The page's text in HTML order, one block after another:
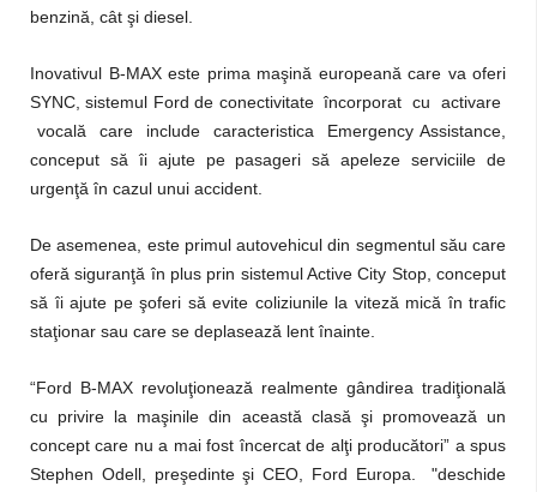
benzină, cât şi diesel.
Inovativul B-MAX este prima maşină europeană care va oferi
SYNC, sistemul Ford de conectivitate încorporat cu activare
vocală care include caracteristica Emergency Assistance,
conceput să îi ajute pe pasageri să apeleze serviciile de
urgenţă în cazul unui accident.
De asemenea, este primul autovehicul din segmentul său care
oferă siguranţă în plus prin sistemul Active City Stop, conceput
să îi ajute pe şoferi să evite coliziunile la viteză mică în trafic
staţionar sau care se deplasează lent înainte.
“Ford B-MAX revoluţionează realmente gândirea tradiţională
cu privire la maşinile din această clasă şi promovează un
concept care nu a mai fost încercat de alţi producători” a spus
Stephen Odell, preşedinte şi CEO, Ford Europa. "deschide